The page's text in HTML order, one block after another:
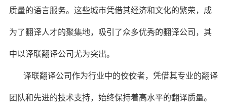
质量的语言服务。这些城市凭借其经济和文化的繁荣，成
为了翻译人才的聚集地，吸引了众多优秀的翻译公司，其
中以译联翻译公司尤为突出。
译联翻译公司作为行业中的佼佼者，凭借其专业的翻译
团队和先进的技术支持，始终保持着高水平的翻译质量。